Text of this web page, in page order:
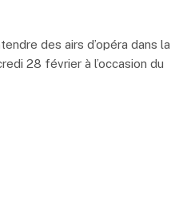
des airs d’opéra dans la
28 février à l’occasion du